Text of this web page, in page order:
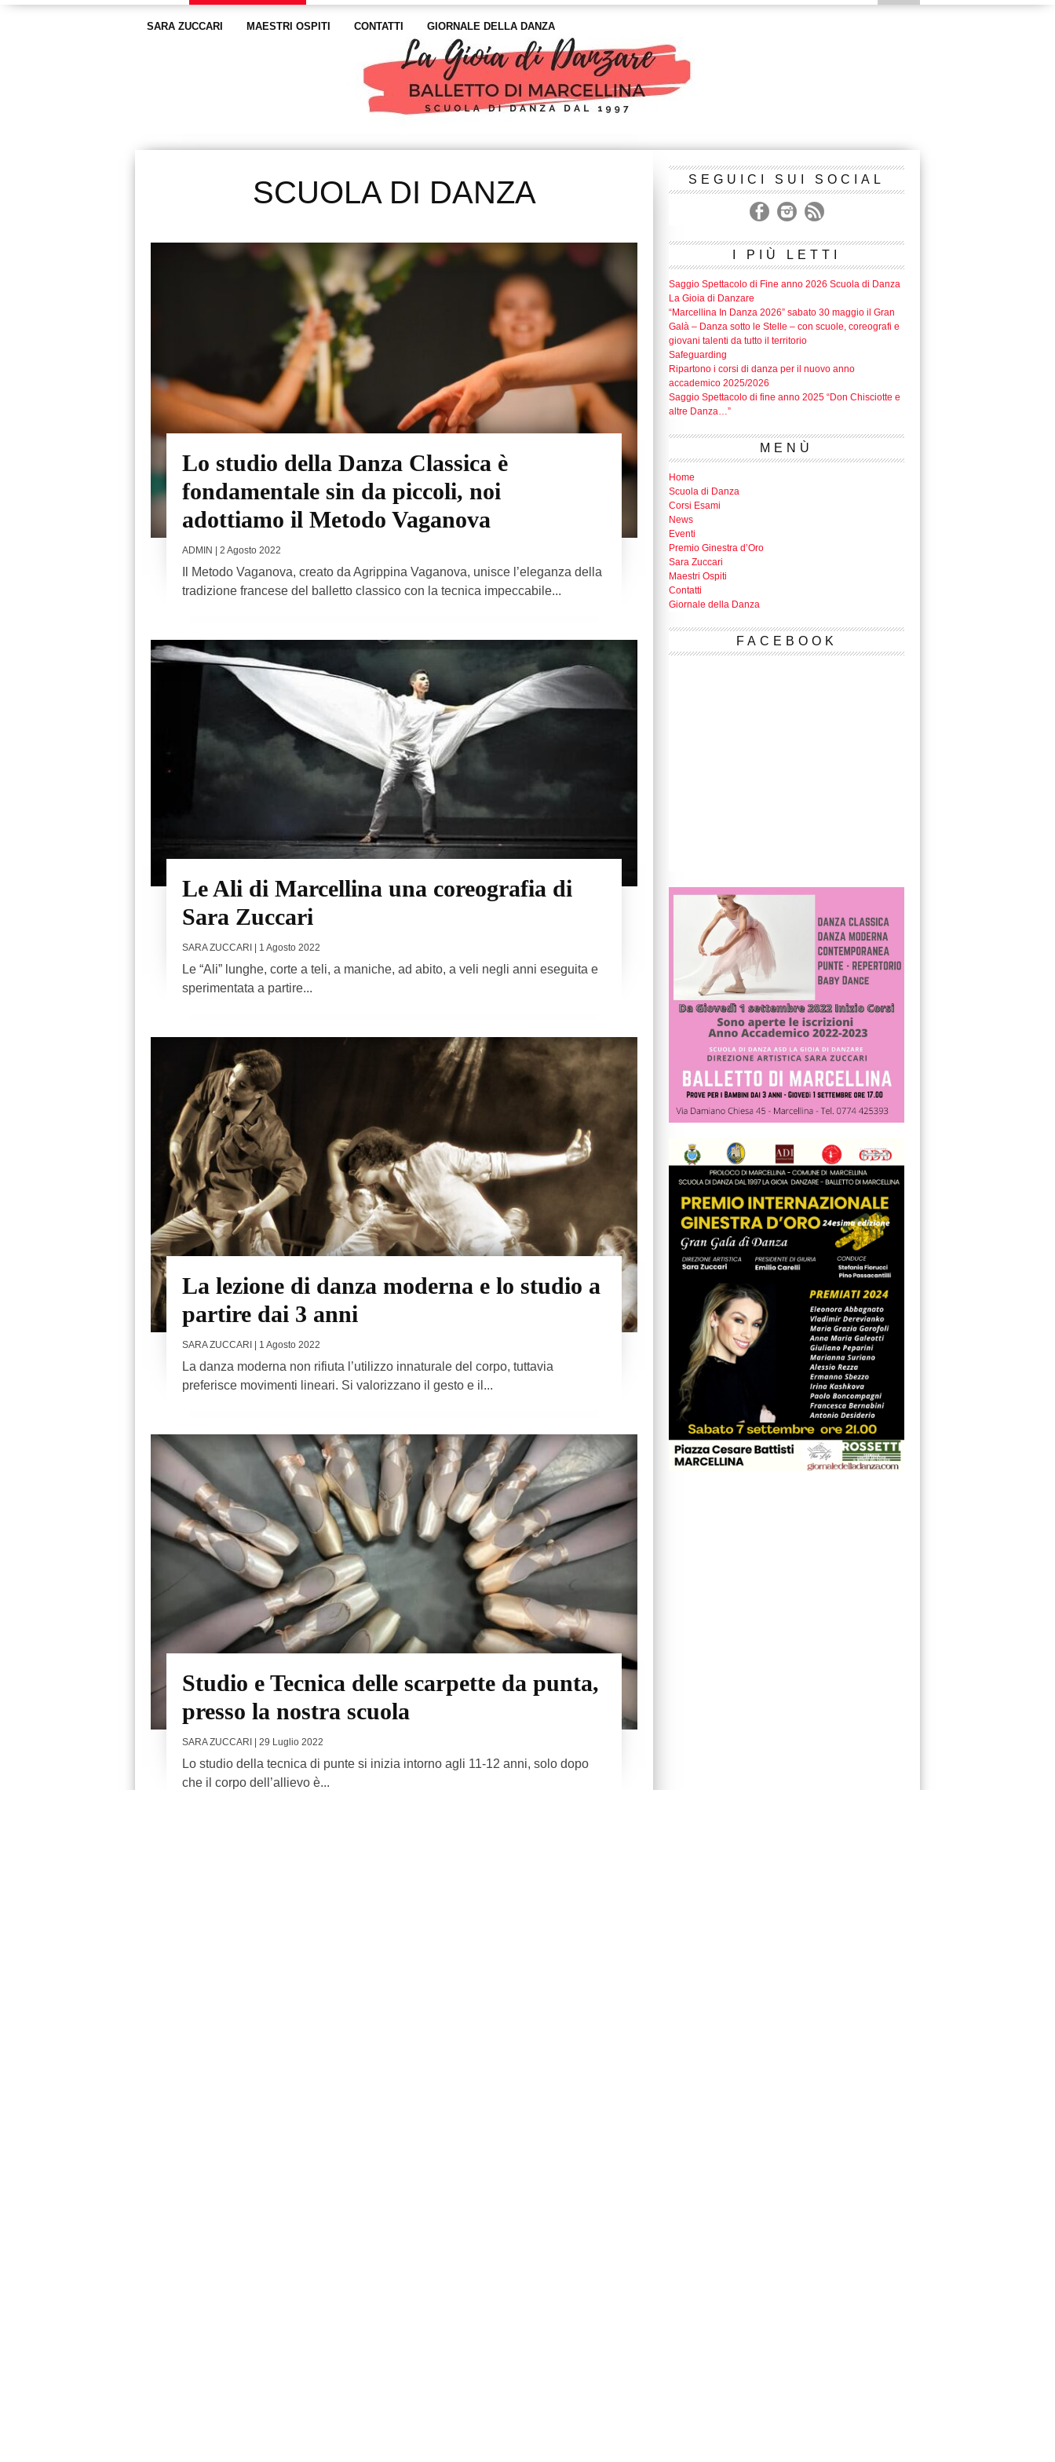
SARA ZUCCARI MAESTRI OSPITI CONTATTI GIORNALE DELLA DANZA
SCUOLA DI DANZA
Lo studio della Danza Classica è
fondamentale sin da piccoli, noi
adottiamo il Metodo Vaganova
ADMIN | 2 Agosto 2022
Il Metodo Vaganova, creato da Agrippina Vaganova, unisce l’eleganza della
tradizione francese del balletto classico con la tecnica impeccabile...
Le Ali di Marcellina una coreografia di
Sara Zuccari
SARA ZUCCARI | 1 Agosto 2022
Le “Ali” lunghe, corte a teli, a maniche, ad abito, a veli negli anni eseguita e
sperimentata a partire...
La lezione di danza moderna e lo studio a
partire dai 3 anni
SARA ZUCCARI | 1 Agosto 2022
La danza moderna non rifiuta l’utilizzo innaturale del corpo, tuttavia
preferisce movimenti lineari. Si valorizzano il gesto e il...
Studio e Tecnica delle scarpette da punta,
presso la nostra scuola
SARA ZUCCARI | 29 Luglio 2022
Lo studio della tecnica di punte si inizia intorno agli 11-12 anni, solo dopo
che il corpo dell’allievo è...
SEGUICI SUI SOCIAL
I PIÙ LETTI
Saggio Spettacolo di Fine anno 2026 Scuola di Danza
La Gioia di Danzare
“Marcellina In Danza 2026” sabato 30 maggio il Gran
Galà – Danza sotto le Stelle – con scuole, coreografi e
giovani talenti da tutto il territorio
Safeguarding
Ripartono i corsi di danza per il nuovo anno
accademico 2025/2026
Saggio Spettacolo di fine anno 2025 “Don Chisciotte e
altre Danza…”
MENÙ
Home
Scuola di Danza
Corsi Esami
News
Eventi
Premio Ginestra d’Oro
Sara Zuccari
Maestri Ospiti
Contatti
Giornale della Danza
FACEBOOK